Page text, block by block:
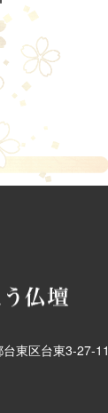
東区台東3-27-11